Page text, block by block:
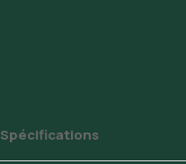
Spécifications